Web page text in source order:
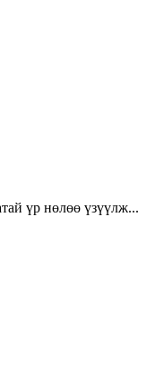
үр нөлөө үзүүлж...